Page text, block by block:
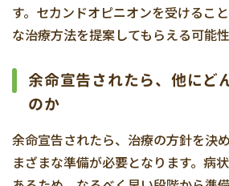
す。セカンドオピニオンを受けるこ
な治療方法を提案してもらえる可能性
余命宣告されたら、他にど
のか
余命宣告されたら、治療の方針を決
まざまな準備が必要となります。病